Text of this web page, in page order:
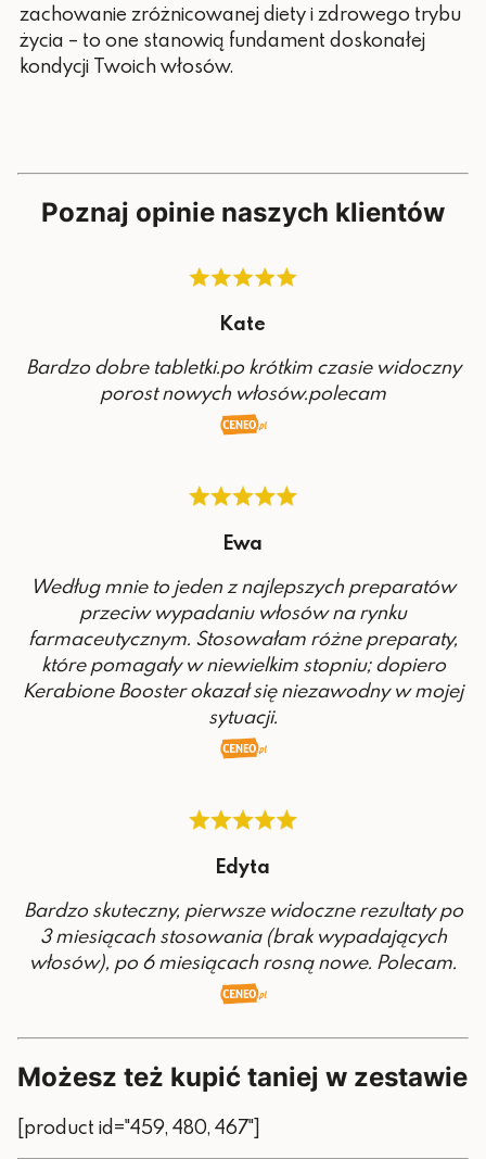
zachowanie zróżnicowanej diety i zdrowego trybu
życia – to one stanowią fundament doskonałej
kondycji Twoich włosów.
Poznaj opinie naszych klientów
Kate
Bardzo dobre tabletki.po krótkim czasie widoczny
porost nowych włosów.polecam
Ewa
Według mnie to jeden z najlepszych preparatów
przeciw wypadaniu włosów na rynku
farmaceutycznym. Stosowałam różne preparaty,
które pomagały w niewielkim stopniu; dopiero
Kerabione Booster okazał się niezawodny w mojej
sytuacji.
Edyta
Bardzo skuteczny, pierwsze widoczne rezultaty po
3 miesiącach stosowania (brak wypadających
włosów), po 6 miesiącach rosną nowe. Polecam.
Możesz też kupić taniej w zestawie
[product id="459, 480, 467"]